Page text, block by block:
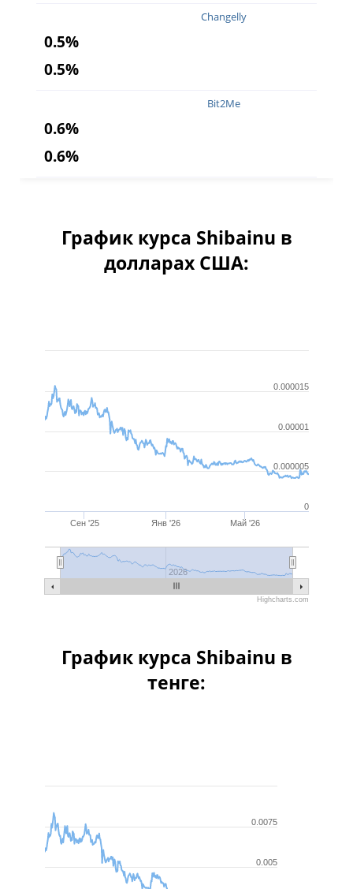
Changelly
0.5%
0.5%
Bit2Me
0.6%
0.6%
График курса Shibainu в
долларах США:
Сен '25 Янв '26 Май '26
2026
0.000005
0.00001
0.000015
0
Highcharts.com
Июль '25
График курса Shibainu в
тенге:
0.005
0.0075